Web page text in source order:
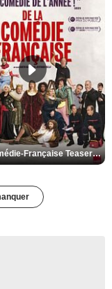
De la Comédie-Française Teaser VF